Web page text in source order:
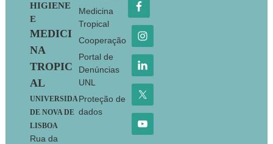
HIGIENE
E
MEDICI
NA
TROPIC
AL
UNIVERSIDA
DE NOVA DE
LISBOA
Rua da
Medicina
Tropical
Cooperação
Portal de
Denúncias
UNL
Proteção de
dados